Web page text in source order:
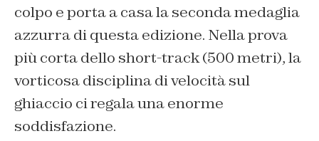
colpo e porta a casa la seconda medaglia
azzurra di questa edizione. Nella prova
più corta dello short-track (500 metri), la
vorticosa disciplina di velocità sul
ghiaccio ci regala una enorme
soddisfazione.